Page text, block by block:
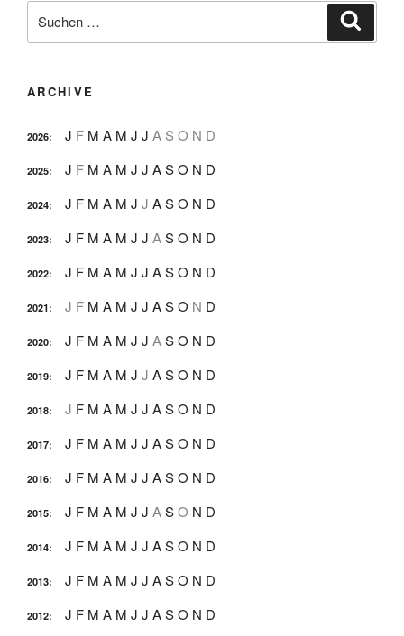
nach:
ARCHIVE
2026: J F M A M J J A S O N D
2025: J F M A M J J ASO N D
2024: J F M A M J J ASO N D
2023: J F M A M J J ASO N D
2022: J F M A M J J ASO N D
2021: J F M A M J J ASO N D
2020: J F M A M J J ASO N D
2019: J F M A M J J ASO N D
2018: J F M A M J J ASO N D
2017: J F M A M J J ASO N D
2016: J F M A M J J ASO N D
2015: J F M A M J J ASO N D
2014: J F M A M J J ASO N D
2013: J F M A M J J ASO N D
2012: J F M A M J J ASO N D